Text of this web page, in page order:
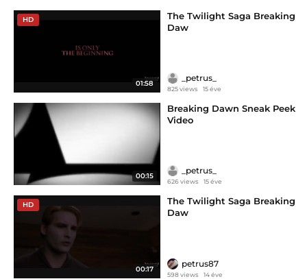
HD
01:58
The Twilight Saga Breaking
Daw
_petrus_
825 views 15 éve
00:15
Breaking Dawn Sneak Peek
Video
_petrus_
626 views 15 éve
HD
00:17
The Twilight Saga Breaking
Daw
petrus87
598 views 14 éve